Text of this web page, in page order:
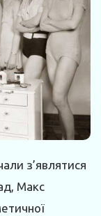
з’являтися
Макс